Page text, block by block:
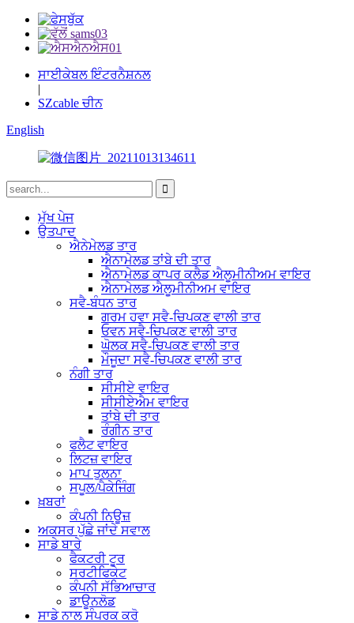
ਸਾਈਕੇਬਲ ਇੰਟਰਨੈਸ਼ਨਲ
|
SZcable ਚੀਨ
English
ਮੁੱਖ ਪੇਜ
ਉਤਪਾਦ
ਐਨੇਮੇਲਡ ਤਾਰ
ਐਨਾਮੇਲਡ ਤਾਂਬੇ ਦੀ ਤਾਰ
ਐਨਾਮੇਲਡ ਕਾਪਰ ਕਲੈਡ ਐਲੂਮੀਨੀਅਮ ਵਾਇਰ
ਐਨਾਮੇਲਡ ਐਲੂਮੀਨੀਅਮ ਵਾਇਰ
ਸਵੈ-ਬੰਧਨ ਤਾਰ
ਗਰਮ ਹਵਾ ਸਵੈ-ਚਿਪਕਣ ਵਾਲੀ ਤਾਰ
ਓਵਨ ਸਵੈ-ਚਿਪਕਣ ਵਾਲੀ ਤਾਰ
ਘੋਲਕ ਸਵੈ-ਚਿਪਕਣ ਵਾਲੀ ਤਾਰ
ਮੌਜੂਦਾ ਸਵੈ-ਚਿਪਕਣ ਵਾਲੀ ਤਾਰ
ਨੰਗੀ ਤਾਰ
ਸੀਸੀਏ ਵਾਇਰ
ਸੀਸੀਏਐਮ ਵਾਇਰ
ਤਾਂਬੇ ਦੀ ਤਾਰ
ਰੰਗੀਨ ਤਾਰ
ਫਲੈਟ ਵਾਇਰ
ਲਿਟਜ਼ ਵਾਇਰ
ਮਾਪ ਤੁਲਨਾ
ਸਪੂਲ/ਪੈਕੇਜਿੰਗ
ਖ਼ਬਰਾਂ
ਕੰਪਨੀ ਨਿਊਜ਼
ਅਕਸਰ ਪੁੱਛੇ ਜਾਂਦੇ ਸਵਾਲ
ਸਾਡੇ ਬਾਰੇ
ਫੈਕਟਰੀ ਟੂਰ
ਸਰਟੀਫਿਕੇਟ
ਕੰਪਨੀ ਸੱਭਿਆਚਾਰ
ਡਾਊਨਲੋਡ
ਸਾਡੇ ਨਾਲ ਸੰਪਰਕ ਕਰੋ